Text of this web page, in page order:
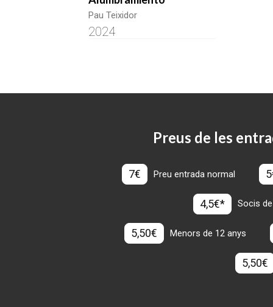
Pau Teixidor
2024
Preus de les
7€ Preu entrada normal
4,5€* Socis
5,50€ Menors de 12 anys
5,50€